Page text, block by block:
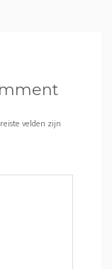
velden zijn